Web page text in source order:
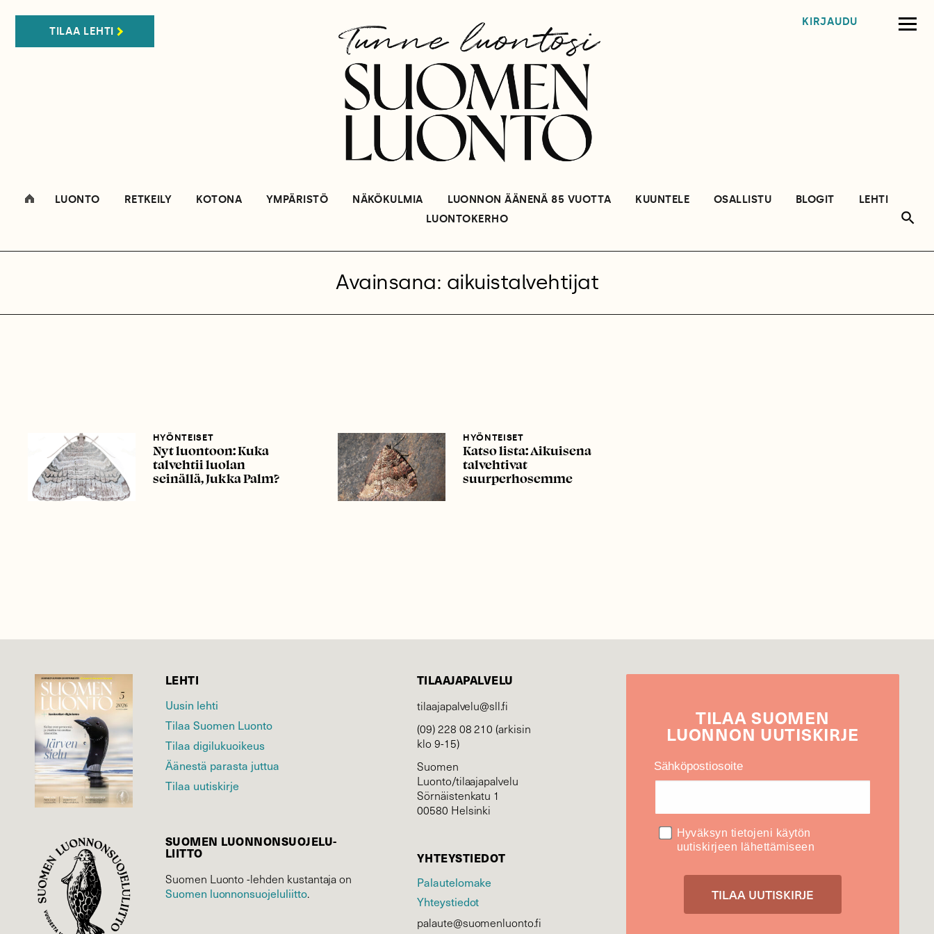
TILAA LEHTI
KIRJAUDU
LUONTO RETKEILY KOTONA YMPÄRISTÖ NÄKÖKULMIA LUONNON ÄÄNENÄ 85 VUOTTA KUUNTELE OSALLISTU BLOGIT
LEHTI
LUONTOKERHO
Avainsana: aikuistalvehtijat
HYÖNTEISET
Nyt luontoon: Kuka
talvehtii luolan
seinällä, Jukka Palm?
HYÖNTEISET
Katso lista: Aikuisena
talvehtivat
suurperhosemme
LEHTI
Uusin lehti
Tilaa Suomen Luonto
Tilaa digilukuoikeus
Äänestä parasta juttua
Tilaa uutiskirje
SUOMEN LUONNON­SUOJELU­
LIITTO
Suomen Luonto -lehden kustantaja on
Suomen luonnonsuojelu­liitto.
TILAAJAPALVELU
tilaajapalvelu@sll.fi
(09) 228 08 210 (arkisin
klo 9-15)
Suomen
Luonto/tilaajapalvelu
Sörnäistenkatu 1
00580 Helsinki
YHTEYSTIEDOT
Palautelomake
Yhteystiedot
palaute@suomenluonto.fi
TILAASUOMEN
LUONNON UUTIS­KIRJE
Sähköpostiosoite
Hyväksyn tietojeni käytön
uutiskirjeen lähettämiseen